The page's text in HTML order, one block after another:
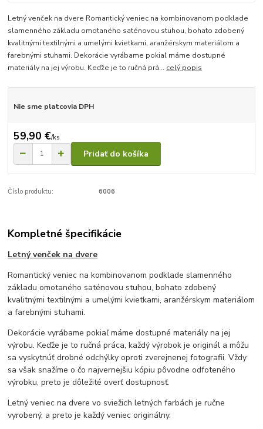
Letný venček na dvere Romantický veniec na kombinovanom podklade
slamenného základu omotaného saténovou stuhou, bohato zdobený
kvalitnými textilnými a umelými kvietkami, aranžérskym materiálom a
farebnými stuhami. Dekorácie vyrábame pokiaľ máme dostupné
materiály na jej výrobu. Keďže je to ručná prá... celý popis
Nie sme platcovia DPH
59,90 €/ks
Pridať do košíka
Číslo produktu: 6006
Kompletné špecifikácie
Letný venček na dvere
Romantický veniec na kombinovanom podklade slamenného
základu omotaného saténovou stuhou, bohato zdobený
kvalitnými textilnými a umelými kvietkami, aranžérskym materiálom
a farebnými stuhami.
Dekorácie vyrábame pokiaľ máme dostupné materiály na jej
výrobu. Keďže je to ručná práca, každý výrobok je originál a môžu
sa vyskytnúť drobné odchýlky oproti zverejnenej fotografii. Vždy
sa však snažíme o čo najvernejšiu kópiu pôvodne odfoteného
výrobku, preto je dôležité overť dostupnosť.
Letný veniec na dvere vo sviežich letných farbách je ručne
vyrobený, a preto je každý veniec originálny.